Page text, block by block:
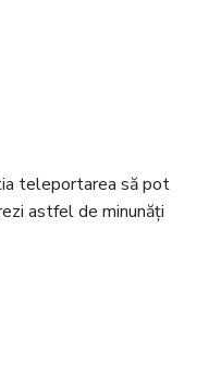
teleportarea să pot
astfel de minunăţi